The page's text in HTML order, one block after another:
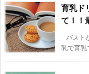
育乳ド
て！！
バスト
乳で育乳